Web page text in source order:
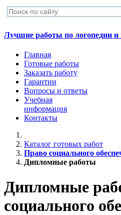
Лучшие работы по логопедии и
Главная
Готовые работы
Заказать работу
Гарантии
Вопросы и ответы
Учебная
информация
Контакты
Каталог готовых работ
Право социального
Дипломные работы
Дипломные
социального